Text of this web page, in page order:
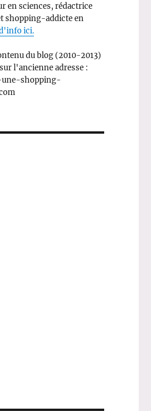
en sciences, rédactrice
shopping-addicte en
ici.
du blog (2010-2013)
l'ancienne adresse :
shopping-